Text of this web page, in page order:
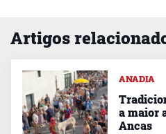
Artigos
ANADIA
a maior
Ancas